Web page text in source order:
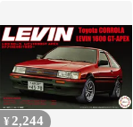
¥ 2,244